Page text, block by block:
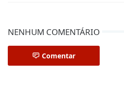
NENHUM COMENTÁRIO
Comentar